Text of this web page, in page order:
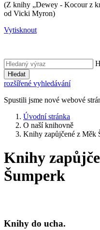
(Z knihy „Dewey - Kocour z
od Vicki Myron)
Vytisknout
Hledat
rozšířené vyhledávání
Spustili jsme nové webové
Úvodní stránka
O naší knihovně
Knihy zapůjčené z Měk
Knihy
Šumperk
Knihy do ucha.